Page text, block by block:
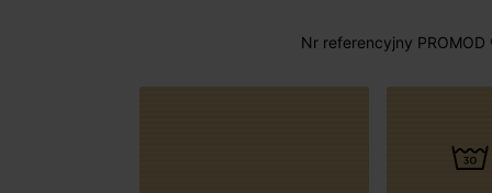
Nr referencyjny